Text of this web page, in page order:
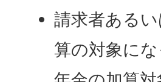
請求者ある
算の対象に